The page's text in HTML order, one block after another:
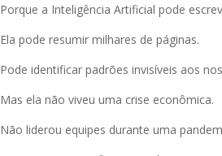
Porque a Inteligência Artificial pode
Ela pode resumir milhares de páginas.
Pode identificar padrões invisíveis aos
Mas ela não viveu uma crise econômica.
Não liderou equipes durante uma